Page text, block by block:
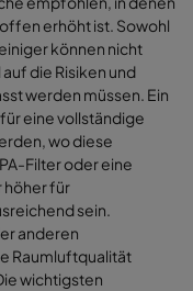
erhöht ist. Sowohl
können nicht
die Risiken und
werden müssen. Ein
für eine vollständige
wo diese
Filter oder eine
höher für
sein.
anderen
Raumluftqualität
wichtigsten